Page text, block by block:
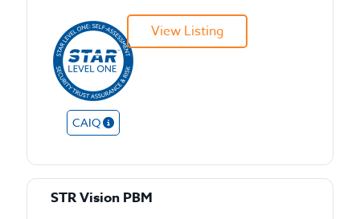
CAIQ
View Listing
STR Vision PBM